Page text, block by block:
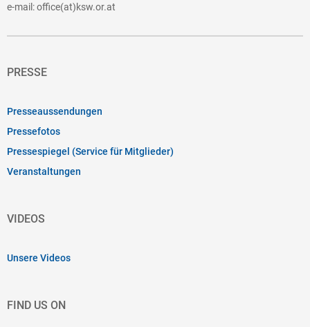
e-mail:office(at)ksw.or.at
PRESSE
Presseaussendungen
Pressefotos
Pressespiegel (Service für Mitglieder)
Veranstaltungen
VIDEOS
Unsere Videos
FIND US ON